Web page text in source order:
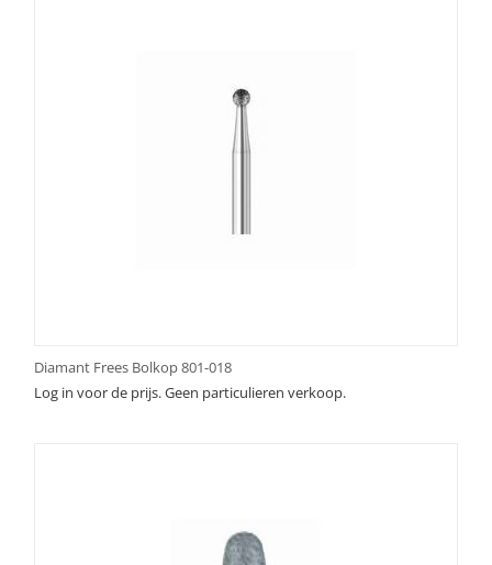
Diamant Frees Bolkop 801-018
Log in voor de prijs. Geen particulieren verkoop.